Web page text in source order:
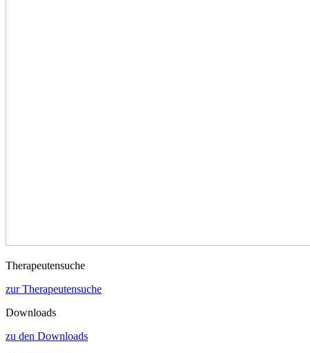
Therapeutensuche
zur Therapeutensuche
Downloads
zu den Downloads